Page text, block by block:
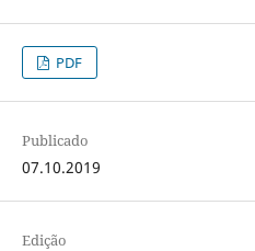
PDF
Publicado
07.10.2019
Edição